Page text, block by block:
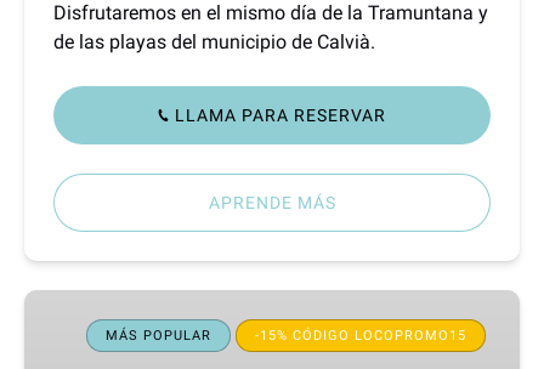
Disfrutaremos en el mismo día de la Tramuntana y
de las playas del municipio de Calvià.
LLAMA PARA RESERVAR
APRENDE MÁS
ALQUILER
MÁS POPULAR -15% CÓDIGO LOCOPROMO15